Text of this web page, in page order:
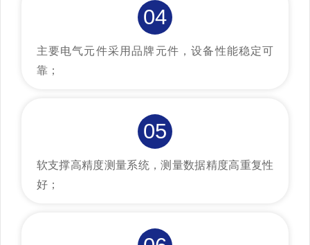
04
主要电气元件采用品牌元件，设备性能稳定可
靠；
05
软支撑高精度测量系统，测量数据精度高重复性
好；